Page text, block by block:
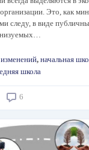
Это, как
следу, в виде
, начальная
школа
6